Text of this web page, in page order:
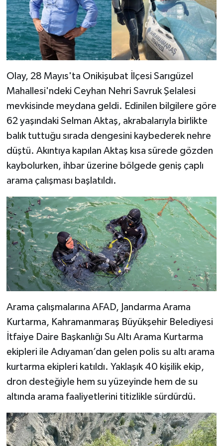
Olay, 28 Mayıs'ta Onikişubat İlçesi Sarıgüzel
Mahallesi'ndeki Ceyhan Nehri Savruk Şelalesi
mevkisinde meydana geldi. Edinilen bilgilere göre
62 yaşındaki Selman Aktaş, akrabalarıyla birlikte
balık tuttuğu sırada dengesini kaybederek nehre
düştü. Akıntıya kapılan Aktaş kısa sürede gözden
kaybolurken, ihbar üzerine bölgede geniş çaplı
arama çalışması başlatıldı.
Arama çalışmalarına AFAD, Jandarma Arama
Kurtarma, Kahramanmaraş Büyükşehir Belediyesi
İtfaiye Daire Başkanlığı Su Altı Arama Kurtarma
ekipleri ile Adıyaman’dan gelen polis su altı arama
kurtarma ekipleri katıldı. Yaklaşık 40 kişilik ekip,
dron desteğiyle hem su yüzeyinde hem de su
altında arama faaliyetlerini titizlikle sürdürdü.